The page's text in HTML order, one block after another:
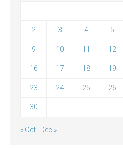
2 3 4 5
9 10 11 12
16 17 18 19
23 24 25 26
30
« Oct Déc »